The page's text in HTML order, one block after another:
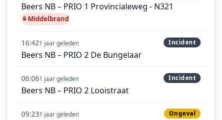
Beers NB – PRIO 1 Provincialeweg - N321
Middelbrand
16:421 jaar geleden Incident
Beers NB – PRIO 2 De Bungelaar
06:061 jaar geleden Incident
Beers NB – PRIO 2 Looistraat
09:231 jaar geleden Ongeval